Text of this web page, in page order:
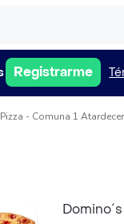
Registrarme
- Comuna 1